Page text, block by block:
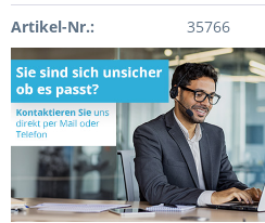
Artikel-Nr.: 35766